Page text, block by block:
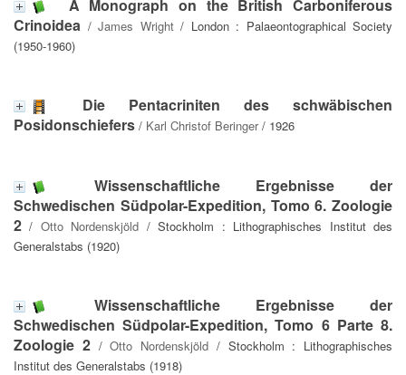
A Monograph on the British Carboniferous
Crinoidea / James Wright/ London : Palaeontographical Society
(1950-1960)
Die Pentacriniten des schwäbischen
Posidonschiefers / Karl Christof Beringer/ 1926
Wissenschaftliche Ergebnisse der
Schwedischen Südpolar-Expedition, Tomo 6. Zoologie
2 / Otto Nordenskjöld / Stockholm : Lithographisches Institut des
Generalstabs (1920)
Wissenschaftliche Ergebnisse der
Schwedischen Südpolar-Expedition, Tomo 6 Parte 8.
Zoologie 2/Otto Nordenskjöld / Stockholm : Lithographisches
Institut des Generalstabs (1918)